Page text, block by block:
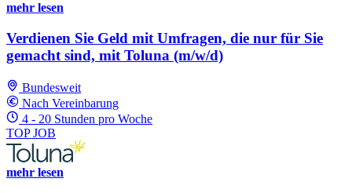
mehr lesen
Verdienen Sie Geld mit Umfragen, die nur für Sie
gemacht sind, mit Toluna (m/w/d)
Bundesweit
Nach Vereinbarung
4 - 20 Stunden pro Woche
TOP JOB
mehr lesen